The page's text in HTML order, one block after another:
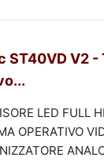
ST40VD V2 -
LED FULL
OPERATIVO